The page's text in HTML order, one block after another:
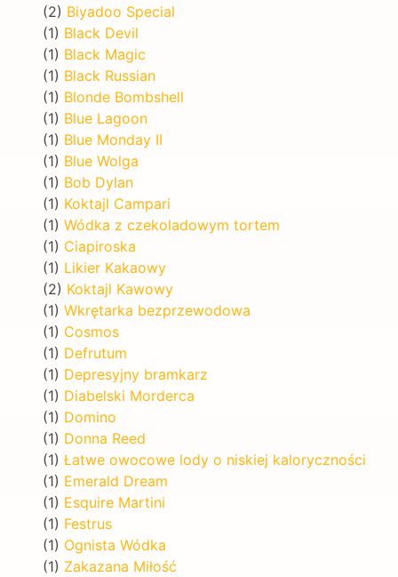
(2) Biyadoo Special
(1) Black Devil
(1) Black Magic
(1) Black Russian
(1) Blonde Bombshell
(1) Blue Lagoon
(1) Blue Monday II
(1) Blue Wolga
(1) Bob Dylan
(1) Koktajl Campari
(1) Wódka z czekoladowym tortem
(1) Ciapiroska
(1) Likier Kakaowy
(2) Koktajl Kawowy
(1) Wkrętarka bezprzewodowa
(1) Cosmos
(1) Defrutum
(1) Depresyjny bramkarz
(1) Diabelski Morderca
(1) Domino
(1) Donna Reed
(1) Łatwe owocowe lody o niskiej kaloryczności
(1) Emerald Dream
(1) Esquire Martini
(1) Festrus
(1) Ognista Wódka
(1) Zakazana Miłość